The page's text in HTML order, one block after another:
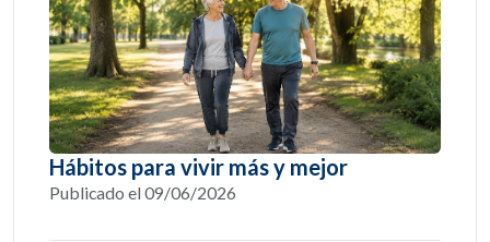
Hábitos para vivir más y mejor
Publicado el 09/06/2026